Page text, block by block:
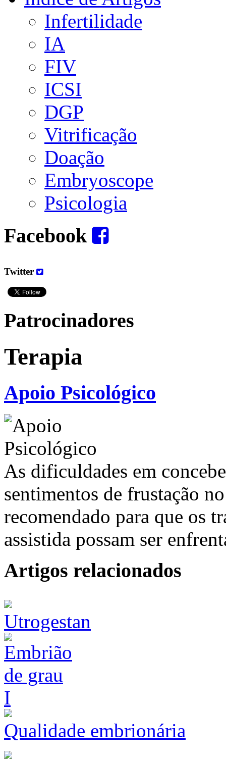
Infertilidade
IA
FIV
ICSI
DGP
Vitrificação
Doação
Embryoscope
Psicologia
Facebook
Twitter
Patrocinadores
Terapia
Apoio Psicológico
As dificuldades em
sentimentos de frustação
recomendado para que os
assistida possam ser
Artigos relacionados
Utrogestan
Qualidade embrionária